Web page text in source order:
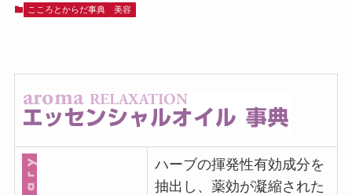
こころとからだ事典 美容
ハーブの揮発性有効成分を
抽出し、薬効が凝縮された